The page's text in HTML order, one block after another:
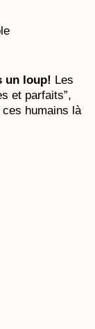
un loup! Les
et parfaits”,
humains là